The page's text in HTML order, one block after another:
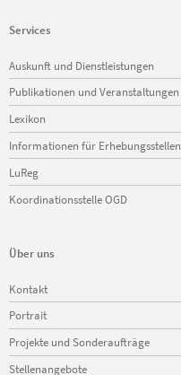
Services
Navigation
überspringen
Auskunft und Dienstleistungen
Publikationen und Veranstaltungen
Lexikon
Informationen für Erhebungsstellen
LuReg
Koordinationsstelle OGD
Über uns
Navigation
überspringen
Kontakt
Portrait
Projekte und Sonderaufträge
Stellenangebote